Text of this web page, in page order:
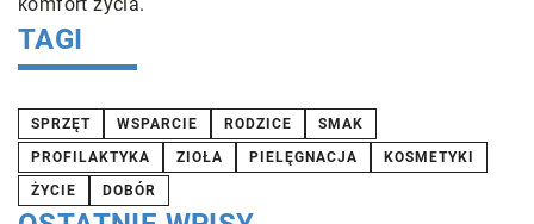
TAGI
SPRZĘT WSPARCIE RODZICE
SMAK
PROFILAKTYKA
ZIOŁA PIELĘGNACJA
KOSMETYKI
ŻYCIE
DOBÓR